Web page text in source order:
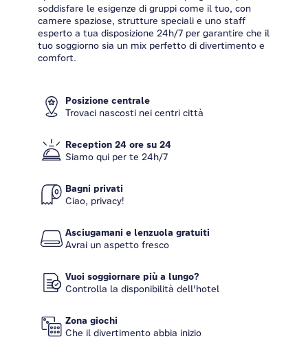
soddisfare le esigenze di gruppi come il tuo, con
camere spaziose, strutture speciali e uno staff
esperto a tua disposizione 24h/7 per garantire che il
tuo soggiorno sia un mix perfetto di divertimento e
comfort.
Posizione centrale
Trovaci nascosti nei centri città
Reception 24 ore su 24
Siamo qui per te 24h/7
Bagni privati
Ciao, privacy!
Asciugamani e lenzuola gratuiti
Avrai un aspetto fresco
Vuoi soggiornare più a lungo?
Controlla la disponibilità dell'hotel
Zona giochi
Che il divertimento abbia inizio